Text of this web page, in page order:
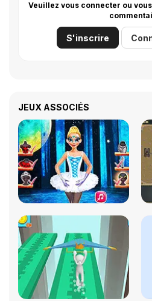
Veuillez vous connecter ou
S'inscrire
JEUX ASSOCIÉS